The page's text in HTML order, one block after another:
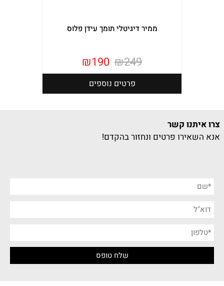
ממיר דיגיטלי תומך עידן פלוס
₪249
₪190
פרטים נוספים
צרו איתנו קשר
אנא השאירו פרטים ונחזור בהקדם!